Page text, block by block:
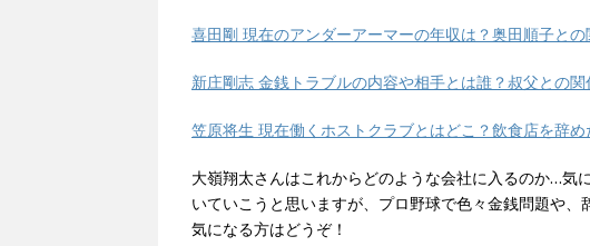
喜田剛 現在のアンダーアーマーの年収は？奥田順子と
新庄剛志 金銭トラブルの内容や相手とは誰？叔父との
笠原将生 現在働くホストクラブとはどこ？飲食店を辞め
大嶺翔太さんはこれからどのような会社に入るのか…気
いていこうと思いますが、プロ野球で色々金銭問題や、
気になる方はどうぞ！